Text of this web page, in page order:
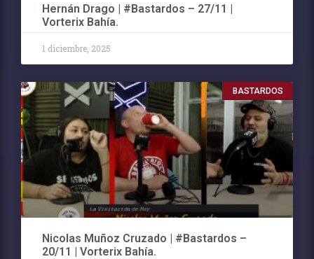
Hernán Drago | #Bastardos – 27/11 |
Vorterix Bahía.
1 diciembre, 2025
BASTARDOS
Nicolas Muñoz Cruzado | #Bastardos –
20/11 | Vorterix Bahía.